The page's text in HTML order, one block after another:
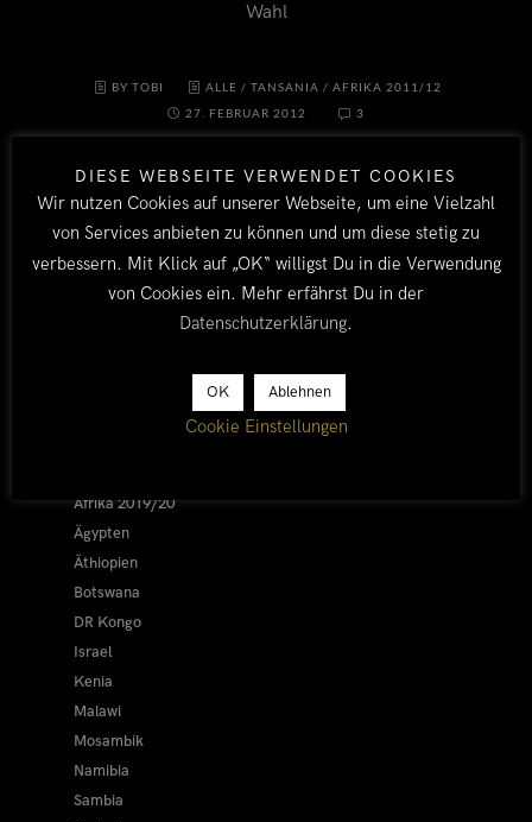
Wahl
BY TOBI ALLE /TANSANIA /AFRIKA 2011/12
27. FEBRUAR 2012
3
LÄNDER
Afrika 2019/20
Ägypten
Äthiopien
Botswana
DR Kongo
Israel
Kenia
Malawi
Mosambik
Namibia
Sambia
DIESE WEBSEITE VERWENDET COOKIES
Wir nutzen Cookies auf unserer Webseite, um eine Vielzahl
von Services anbieten zu können und um diese stetig zu
verbessern. Mit Klick auf „OK“ willigst Du in die Verwendung
von Cookies ein. Mehr erfährst Du in der
Datenschutzerklärung.
OK Ablehnen
Cookie Einstellungen